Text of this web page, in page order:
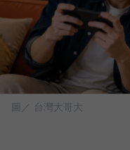
圖／ 台灣大哥大